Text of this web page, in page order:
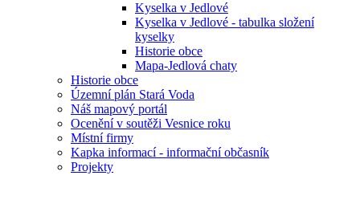
Kyselka v Jedlové
Kyselka v Jedlové - tabulka složení
kyselky
Historie obce
Mapa-Jedlová chaty
Historie obce
Územní plán Stará Voda
Náš mapový portál
Ocenění v soutěži Vesnice roku
Místní firmy
Kapka informací - informační občasník
Projekty